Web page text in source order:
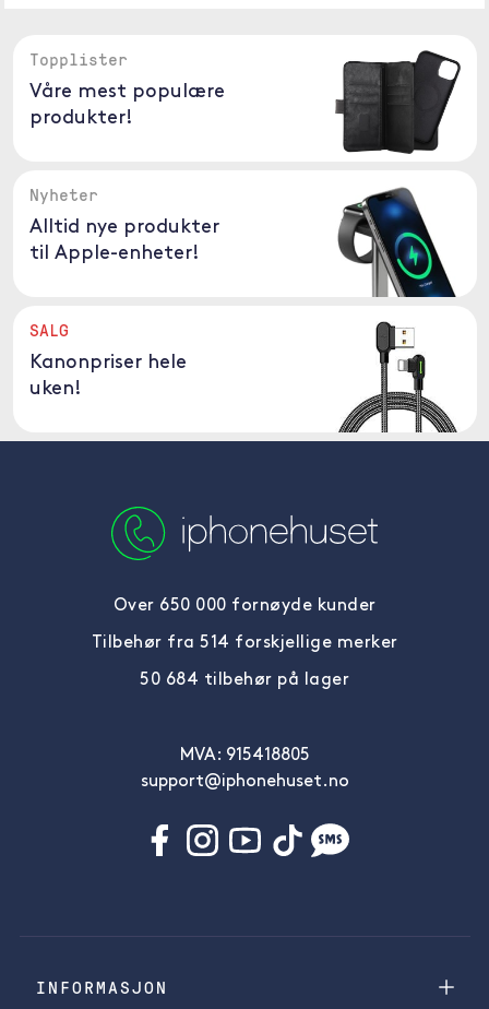
Topplister
Våre mest populære
produkter!
Nyheter
Alltid nye produkter
til Apple-enheter!
SALG
Kanonpriser hele
uken!
Over 650 000 fornøyde kunder
Tilbehør fra 514 forskjellige merker
50 684 tilbehør på lager
MVA: 915418805
support@iphonehuset.no
INFORMASJON